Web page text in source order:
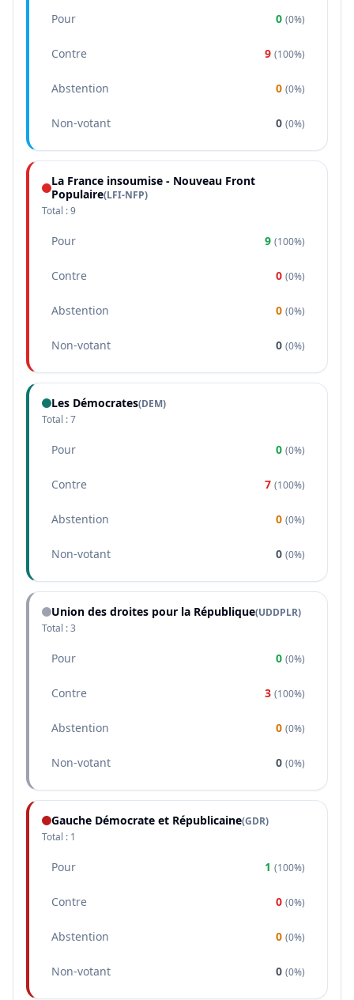
Pour 0 (0%)
Contre 9 (100%)
Abstention 0 (0%)
Non-votant 0 (0%)
La France insoumise - Nouveau Front
Populaire(LFI-NFP)
Total :9
Pour 9 (100%)
Contre 0 (0%)
Abstention 0 (0%)
Non-votant 0 (0%)
Les Démocrates(DEM)
Total :7
Pour 0 (0%)
Contre 7 (100%)
Abstention 0 (0%)
Non-votant 0 (0%)
Union des droites pour la République(UDDPLR)
Total :3
Pour 0 (0%)
Contre 3 (100%)
Abstention 0 (0%)
Non-votant 0 (0%)
Gauche Démocrate et Républicaine(GDR)
Total : 1
Pour 1 (100%)
Contre 0 (0%)
Abstention 0 (0%)
Non-votant 0 (0%)